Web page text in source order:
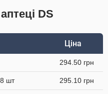
DS
Ціна
294.50 грн
шт 295.10 грн